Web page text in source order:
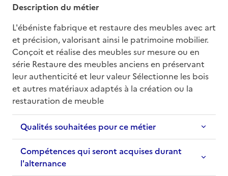
Description du métier
L'ébéniste fabrique et restaure des meubles avec art
et précision, valorisant ainsi le patrimoine mobilier.
Conçoit et réalise des meubles sur mesure ou en
série Restaure des meubles anciens en préservant
leur authenticité et leur valeur Sélectionne les bois
et autres matériaux adaptés à la création ou la
restauration de meuble
Qualités souhaitées pour ce métier
Compétences qui seront acquises durant
l'alternance